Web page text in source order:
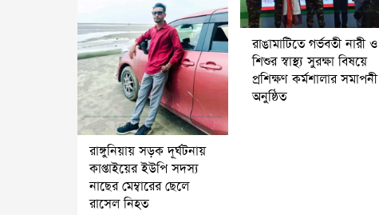
রাঙ্গুনিয়ায় সড়ক দূর্ঘটনায়
কাপ্তাইয়ের ইউপি সদস্য
নাছের মেম্বারের ছেলে
রাসেল নিহত
রাঙামাটিতে গর্ভবতী নারী ও
শিশুর স্বাস্থ্য সুরক্ষা বিষয়ে
প্রশিক্ষণ কর্মশালার সমাপনী
অনুষ্ঠিত